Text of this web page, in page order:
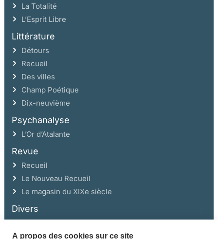
La Totalité
L’Esprit Libre
Littérature
Détours
Recueil
Des villes
Champ Poétique
Dix-neuvième
Psychanalyse
L’Or d’Atalante
Revue
Recueil
Le Nouveau Recueil
Le magasin du XIXe siècle
Divers
Ce site a été réalisé avec l’aide de la Région Auvergne Rhône-Alpes et de la
À propos des cookies sur ce site